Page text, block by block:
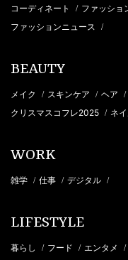
コーディネート / ファッショ
ファッションニュース /
BEAUTY
メイク / スキンケア / ヘア /
クリスマスコフレ2025 / ネ
WORK
雑学 / 仕事 / デジタル /
LIFESTYLE
暮らし / フード / エンタメ /